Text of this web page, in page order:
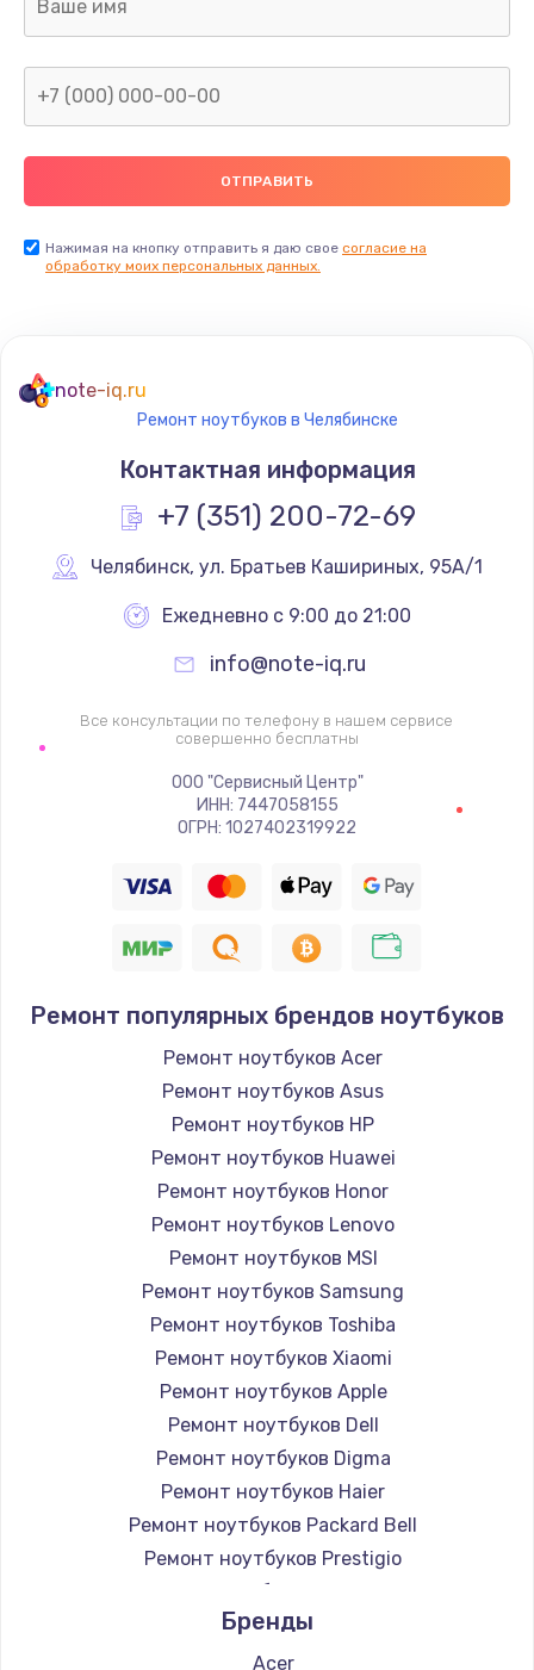
Заказать
Замена тачпада
Заказать
1490 руб.
2885 руб.
Заказать
Чистка от пыли
890 руб.
Настройка ОС
Заказать
Настройка BIOS
1490 руб.
Заказать
550 руб.
Заказать
Замена SSD
890 руб.
Заказать
Замена USB порта
990 руб.
Заказать
Замена оперативной памяти
690 руб.
Заказать
Замена процессора
1395 руб.
Заказать
Замена системы охлаждения
1360 руб.
Нажимая на кнопку отправить я даю свое согласие на
обработку моих персональных данных.
note-iq.ru
Ремонт ноутбуков в Челябинске
Контактная информация
+7 (351) 200-72-69
Челябинск, ул. Братьев Кашириных, 95А/1
Ежедневно с 9:00 до 21:00
info@note-iq.ru
Все консультации по телефону в нашем сервисе
совершенно бесплатны
ООО "Сервисный Центр"
ИНН: 7447058155
ОГРН: 1027402319922
Ремонт популярных брендов ноутбуков
Ремонт ноутбуков Acer
Ремонт ноутбуков Asus
Ремонт ноутбуков HP
Ремонт ноутбуков Huawei
Ремонт ноутбуков Honor
Ремонт ноутбуков Lenovo
Ремонт ноутбуков MSI
Ремонт ноутбуков Samsung
Ремонт ноутбуков Toshiba
Ремонт ноутбуков Xiaomi
Ремонт ноутбуков Apple
Ремонт ноутбуков Dell
Ремонт ноутбуков Digma
Ремонт ноутбуков Haier
Ремонт ноутбуков Packard Bell
Ремонт ноутбуков Prestigio
Ремонт ноутбуков Alienware
Ремонт ноутбуков Aquarius
Ремонт ноутбуков Gigabyte
Бренды
Acer